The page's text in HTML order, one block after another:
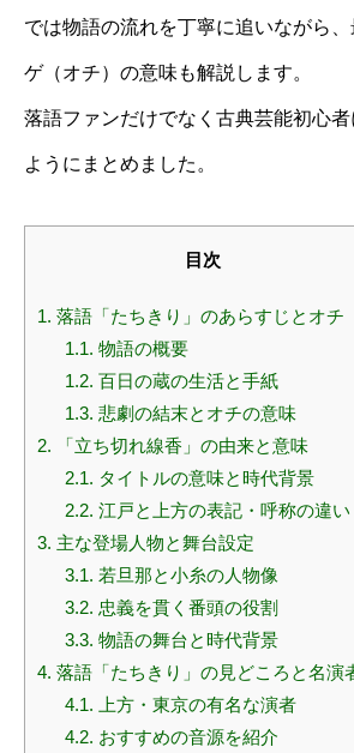
では物語の流れを丁寧に追いながら
ゲ（オチ）の意味も解説します。
落語ファンだけでなく古典芸能初心
ようにまとめました。
目次
1. 落語「たちきり」のあらすじとオチ
1.1. 物語の概要
1.2. 百日の蔵の生活と手紙
1.3. 悲劇の結末とオチの意味
2. 「立ち切れ線香」の由来と意味
2.1. タイトルの意味と時代背景
2.2. 江戸と上方の表記・呼称の違い
3. 主な登場人物と舞台設定
3.1. 若旦那と小糸の人物像
3.2. 忠義を貫く番頭の役割
3.3. 物語の舞台と時代背景
4. 落語「たちきり」の見どころと名演
4.1. 上方・東京の有名な演者
4.2. おすすめの音源を紹介